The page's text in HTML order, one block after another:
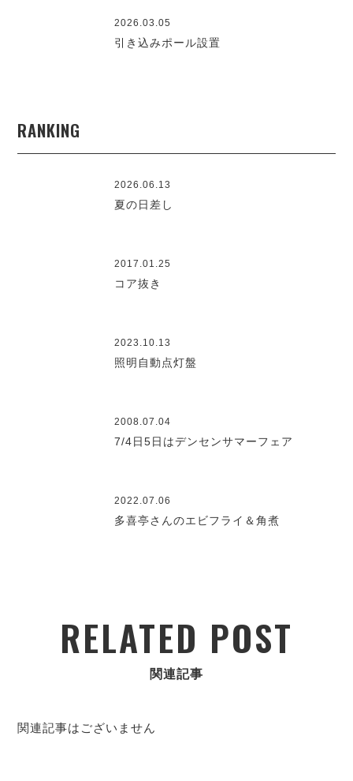
2026.03.05
引き込みポール設置
RANKING
2026.06.13
夏の日差し
2017.01.25
コア抜き
2023.10.13
照明自動点灯盤
2008.07.04
7/4日5日はデンセンサマーフェア
2022.07.06
多喜亭さんのエビフライ＆角煮
RELATED POST
関連記事
関連記事はございません